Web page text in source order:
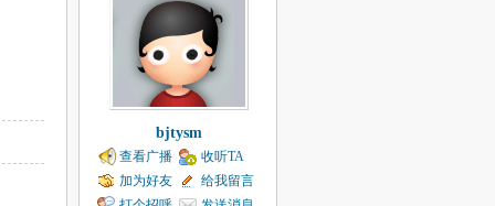
bjtysm
查看广播
收听TA
加为好友
给我留言